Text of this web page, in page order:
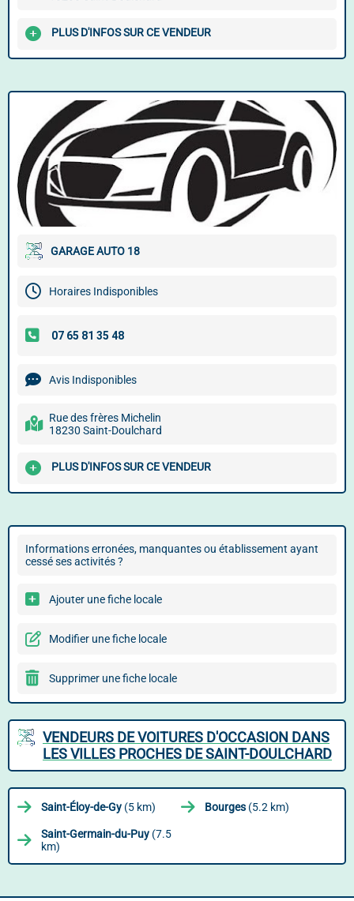
PLUS D'INFOS SUR CE VENDEUR
GARAGE AUTO 18
Horaires Indisponibles
Avis Indisponibles
Rue des frères Michelin
18230 Saint-Doulchard
PLUS D'INFOS SUR CE VENDEUR
Informations erronées, manquantes ou établissement ayant
cessé ses activités ?
Ajouter une fiche locale
Modifier une fiche locale
Supprimer une fiche locale
VENDEURS DE VOITURES D'OCCASION DANS
LES VILLES PROCHES DE SAINT-DOULCHARD
Saint-Éloy-de-Gy (5 km) Bourges (5.2 km)
Saint-Germain-du-Puy (7.5
km)